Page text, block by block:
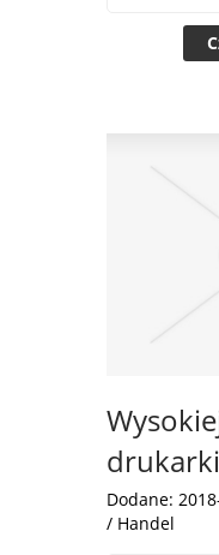
Dodane:
/ Handel